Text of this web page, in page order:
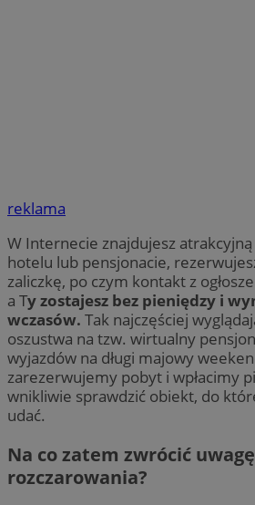
reklama
W Internecie znajdujesz
hotelu lub pensjonacie,
zaliczkę, po czym kontakt z
a Ty zostajesz bez pieniędzy i
wczasów. Tak najczęściej
oszustwa na tzw. wirtualny
wyjazdów na długi majowy
zarezerwujemy pobyt i wpłacimy
wnikliwie sprawdzić obiekt, do
udać.
Na co zatem zwrócić
rozczarowania?